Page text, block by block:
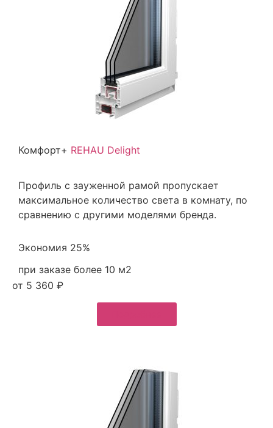
Комфорт+ REHAU Delight
Профиль с зауженной рамой пропускает
максимальное количество света в комнату, по
сравнению с другими моделями бренда.
Экономия 25%
при заказе более 10 м2
от 5 360 ₽